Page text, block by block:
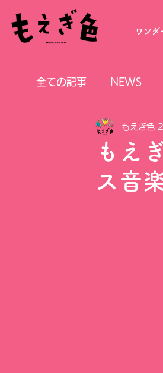
ワンダ
全ての記事 NEWS
もえ
ス音
もえぎ色